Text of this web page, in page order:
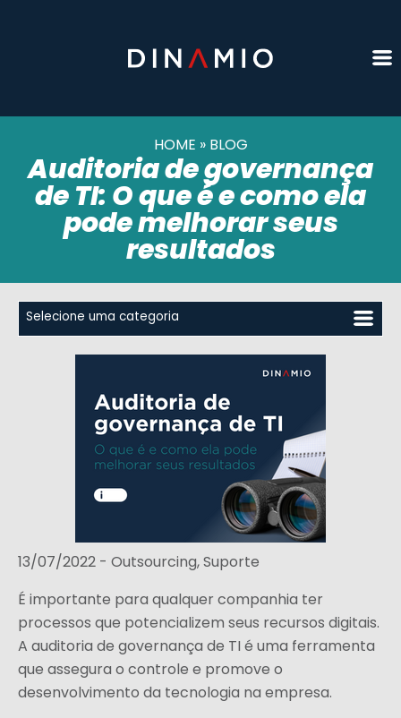
HOME »BLOG
Auditoria de governança
de TI: O que é e como ela
pode melhorar seus
resultados
13/07/2022 - Outsourcing,Suporte
É importante para qualquer companhia ter
processos que potencializem seus recursos digitais.
A auditoria de governança de TI é uma ferramenta
que assegura o controle e promove o
desenvolvimento da tecnologia na empresa.